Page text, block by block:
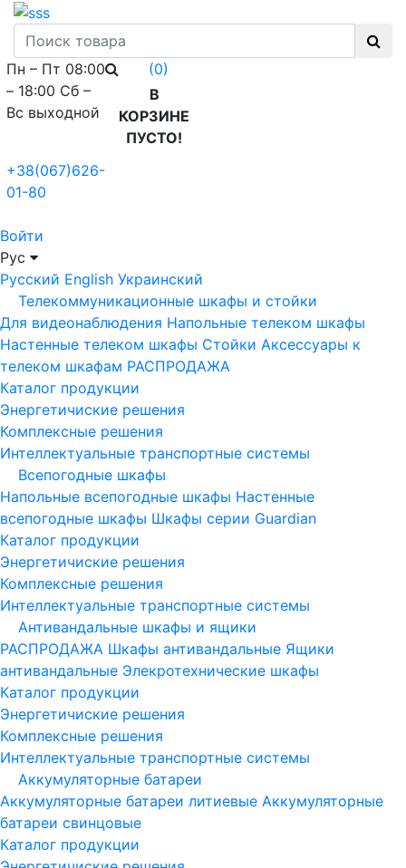
Пн – Пт 08:00
– 18:00 Сб –
Вс выходной
+38(067)626-
01-80
(0)
В
КОРЗИНЕ
ПУСТО!
Войти
Рус
Русский English Украинский
Телекоммуникационные шкафы и стойки
Для видеонаблюдения Напольные телеком шкафы
Настенные телеком шкафы Стойки Аксессуары к
телеком шкафам РАСПРОДАЖА
Каталог продукции
Энергетичиские решения
Комплексные решения
Интеллектуальные транспортные системы
Всепогодные шкафы
Напольные всепогодные шкафы Настенные
всепогодные шкафы Шкафы серии Guardian
Каталог продукции
Энергетичиские решения
Комплексные решения
Интеллектуальные транспортные системы
Антивандальные шкафы и ящики
РАСПРОДАЖА Шкафы антивандальные Ящики
антивандальные Элекротехнические шкафы
Каталог продукции
Энергетичиские решения
Комплексные решения
Интеллектуальные транспортные системы
Аккумуляторные батареи
Аккумуляторные батареи литиевые Аккумуляторные
батареи свинцовые
Каталог продукции